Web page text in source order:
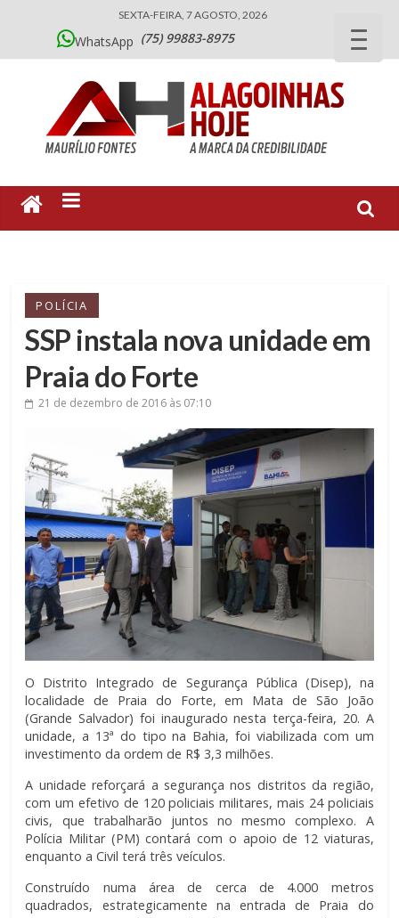
SEXTA-FEIRA, 7 AGOSTO, 2026
WhatsApp (75) 99883-8975
POLÍCIA
SSP instala nova unidade em
Praia do Forte
21 de dezembro de 2016 às 07:10
O Distrito Integrado de Segurança Pública (Disep), na
localidade de Praia do Forte, em Mata de São João
(Grande Salvador) foi inaugurado nesta terça-feira, 20. A
unidade, a 13ª do tipo na Bahia, foi viabilizada com um
investimento da ordem de R$ 3,3 milhões.
A unidade reforçará a segurança nos distritos da região,
com um efetivo de 120 policiais militares, mais 24 policiais
civis, que trabalharão juntos no mesmo complexo. A
Polícia Militar (PM) contará com o apoio de 12 viaturas,
enquanto a Civil terá três veículos.
Construído numa área de cerca de 4.000 metros
quadrados, estrategicamente na entrada de Praia do